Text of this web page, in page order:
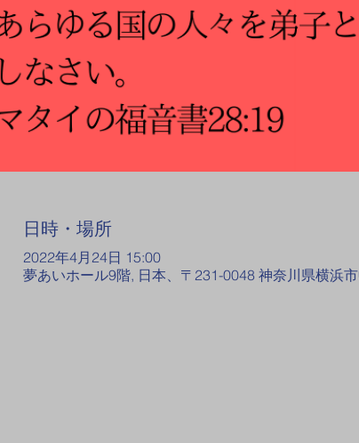
日時・場所
2022年4月24日 15:00
夢あいホール9階, 日本、〒231-0048 神奈川県横浜